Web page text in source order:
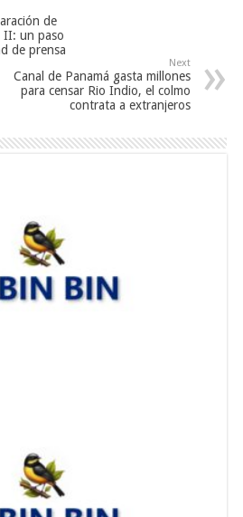
de
II: un paso
de prensa
Next
Canal de Panamá gasta millones
para censar Rio Indio, el colmo
contrata a extranjeros